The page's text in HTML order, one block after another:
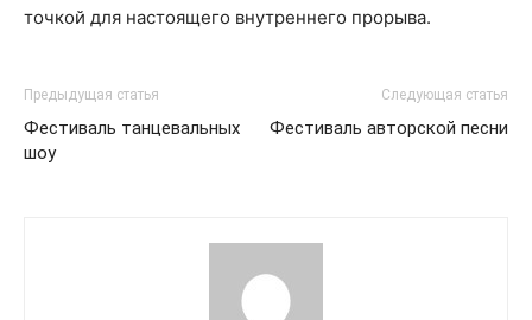
точкой для настоящего внутреннего прорыва.
Предыдущая статья
Фестиваль танцевальных
шоу
Следующая статья
Фестиваль авторской песни